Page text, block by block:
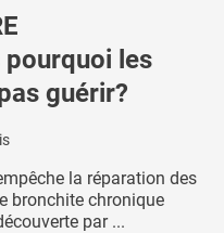
pourquoi les
guérir?
la réparation des
bronchite chronique
par ...